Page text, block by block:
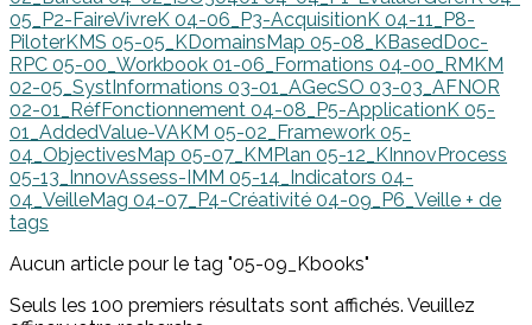
05_P2-FaireVivreK 04-06_P3-AcquisitionK 04-11_P8-
PiloterKMS 05-05_KDomainsMap 05-08_KBasedDoc-
RPC 05-00_Workbook 01-06_Formations 04-00_RMKM
02-05_SystInformations 03-01_AGecSO 03-03_AFNOR
02-01_RéfFonctionnement 04-08_P5-ApplicationK 05-
01_AddedValue-VAKM 05-02_Framework 05-
04_ObjectivesMap 05-07_KMPlan 05-12_KInnovProcess
05-13_InnovAssess-IMM 05-14_Indicators 04-
04_VeilleMag 04-07_P4-Créativité 04-09_P6_Veille + de
tags
Aucun article pour le tag "05-09_Kbooks"
Seuls les 100 premiers résultats sont affichés. Veuillez